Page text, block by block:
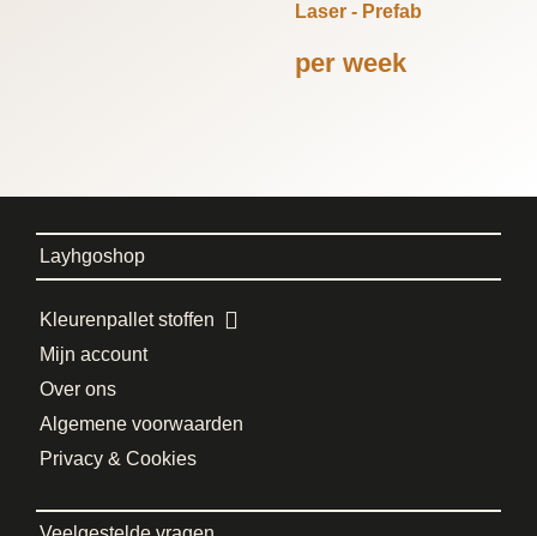
Laser - Prefab
per week
Layhgoshop
Kleurenpallet stoffen
Mijn account
Over ons
Algemene voorwaarden
Privacy & Cookies